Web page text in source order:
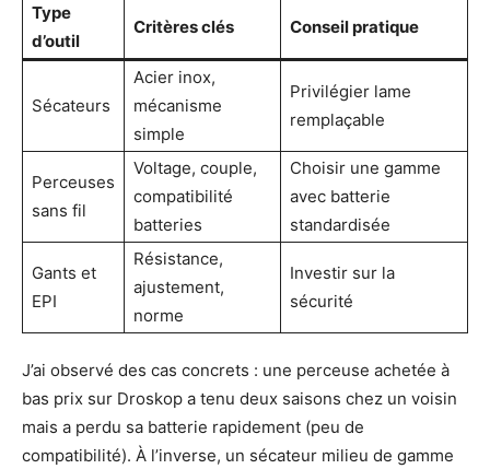
Type
d’outil
Critères clés Conseil pratique
Sécateurs
Acier inox,
mécanisme
simple
Privilégier lame
remplaçable
Perceuses
sans fil
Voltage, couple,
compatibilité
batteries
Choisir une gamme
avec batterie
standardisée
Gants et
EPI
Résistance,
ajustement,
norme
Investir sur la
sécurité
J’ai observé des cas concrets : une perceuse achetée à
bas prix sur Droskop a tenu deux saisons chez un voisin
mais a perdu sa batterie rapidement (peu de
compatibilité). À l’inverse, un sécateur milieu de gamme